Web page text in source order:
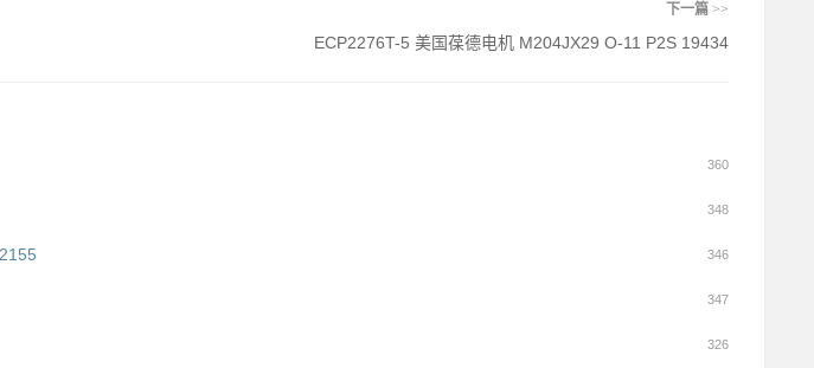
下一篇 >>
ECP2276T-5 美国葆德电机 M204JX29 O-11 P2S 19434
360
348
346
347
326